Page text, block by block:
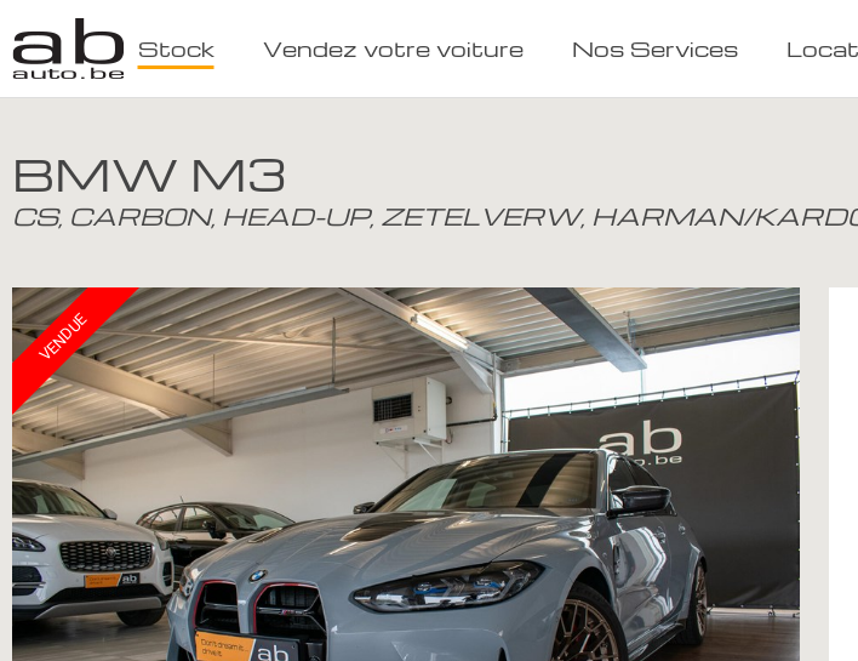
Stock Vendez votre voiture Nos Services
BMW M3
CS, CARBON, HEAD-UP, ZETELVERW, HARMAN/
VENDUE